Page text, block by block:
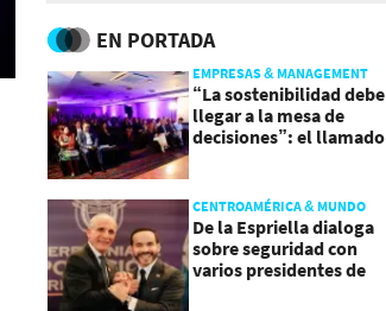
EN PORTADA
EMPRESAS & MANAGEMENT
“La sostenibilidad debe
llegar a la mesa de
decisiones”: el llamado
CENTROAMÉRICA & MUNDO
De la Espriella dialoga
sobre seguridad con
varios presidentes de